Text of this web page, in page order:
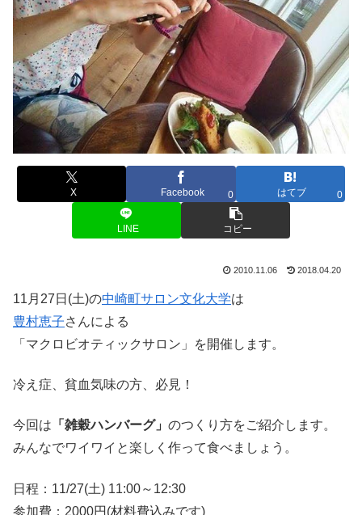
X Facebook 0 はてブ 0
LINE コピー
2010.11.06 2018.04.20
11月27日(土)の中崎町サロン文化大学は
豊村恵子さんによる
「マクロビオティックサロン」を開催します。
冷え症、貧血気味の方、必見！
今回は 「雑穀ハンバーグ」 のつくり方をご紹介します。
みんなでワイワイと楽しく作って食べましょう。
日程：11/27(土) 11:00～12:30
参加費：2000円(材料費込みです)